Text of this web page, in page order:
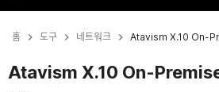
홈 도구 네트워크 Atavism X.10 On-
Atavism X.10 On-